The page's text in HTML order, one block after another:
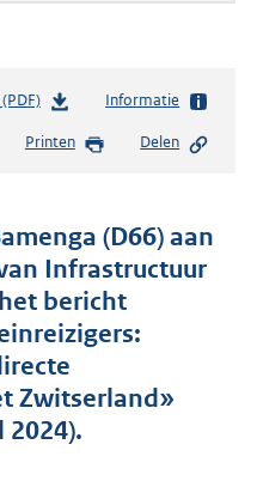
b
s
d
s
g
r
o
t
t
Informatie
Printen Delen
(D66) aan
Infrastructuur
bericht
Zwitserland»
2024).